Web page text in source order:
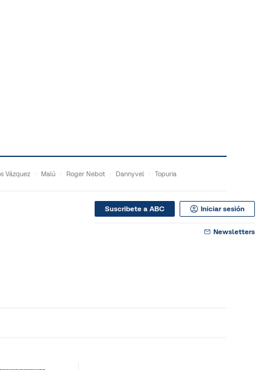
Vázquez Malú Roger Nebot Dannyvel Topuria
Suscribete a ABC Iniciar sesión
Newsletters